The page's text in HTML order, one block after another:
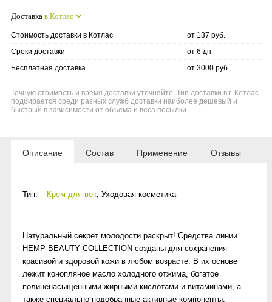
Доставка в Котлас
Стоимость доставки в Котлас
от 137 руб.
Сроки доставки
от 6 дн.
Бесплатная доставка
от 3000 руб.
Точную стоимость и время доставки уточняйте. Тип доставки в г. Котлас
подбирается среди разных служб доставки наиболее дешевый и
быстрый в зависимости от объема и веса посылки.
Описание Состав Применение Отзывы
Тип: Крем для век, Уходовая косметика
Натуральный секрет молодости раскрыт! Средства линии
HEMP BEAUTY COLLECTION созданы для сохранения
красивой и здоровой кожи в любом возрасте. В их основе
лежит конопляное масло холодного отжима, богатое
полиненасыщенными жирными кислотами и витаминами, а
также специально подобранные активные компоненты.